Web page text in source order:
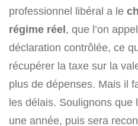
professionnel libéral a le
régime réel, que l’on
déclaration contrôlée, ce
récupérer la taxe sur la
plus de dépenses. Mais il
les délais. Soulignons que
une année, puis sera